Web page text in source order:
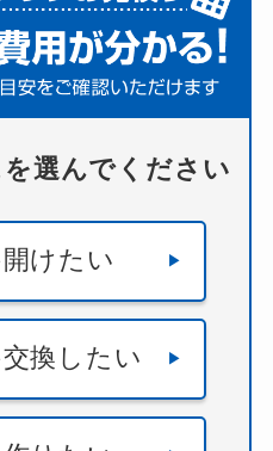
選んでください
開けたい
交換したい